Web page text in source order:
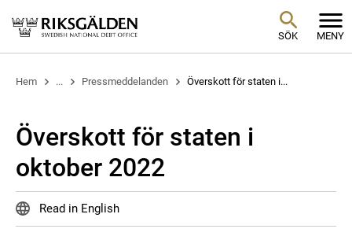
SÖK MENY
Hem ... Pressmeddelanden Överskott för staten i...
Överskott för staten i
oktober 2022
Read in English